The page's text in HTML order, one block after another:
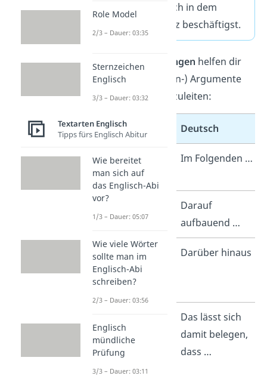
Argument du dich in dem
jeweiligen Absatz beschäftigst.
Diese Formulierungen helfen dir
dabei, neue (Gegen-) Argumente
oder Beispiele einzuleiten:
Englisch Deutsch
In the
following …
Im Folgenden …
Based on
this, …
Darauf
aufbauend …
Furthermore;
Moreover;
Beyond that
Darüber hinaus
proven by
the fact that
…
Das lässt sich
damit belegen,
dass …
Role Model
2/3 – Dauer: 03:35
Sternzeichen
Englisch
3/3 – Dauer: 03:32
Textarten Englisch
Tipps fürs Englisch Abitur
Wie bereitet
man sich auf
das Englisch-Abi
vor?
1/3 – Dauer: 05:07
Wie viele Wörter
sollte man im
Englisch-Abi
schreiben?
2/3 – Dauer: 03:56
Englisch
mündliche
Prüfung
3/3 – Dauer: 03:11